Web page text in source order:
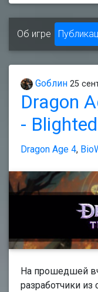
Об игре
Gоблин 25
Dragon
-
Dragon Age 4,
На прошедшей
разработчики из